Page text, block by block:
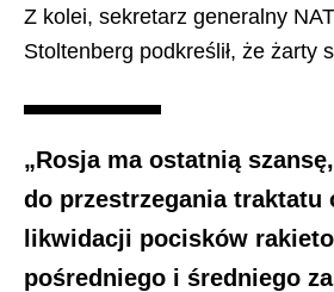
Z kolei, sekretarz generalny
Stoltenberg podkreślił, że żarty
„Rosja ma ostatnią
do przestrzegania traktatu
likwidacji pocisków
pośredniego i średniego